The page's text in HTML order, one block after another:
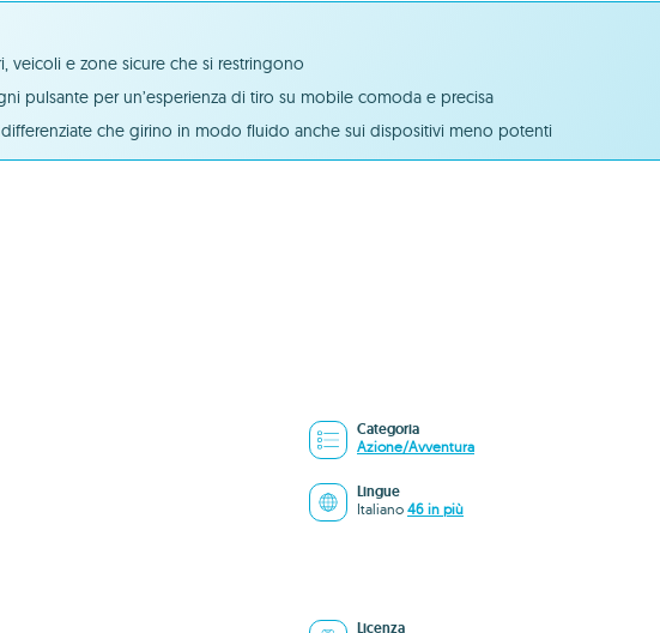
veicoli e zone sicure che si restringono
pulsante per un’esperienza di tiro su mobile comoda e precisa
che girino in modo fluido anche sui dispositivi meno potenti
Categoria
Azione/Avventura
Lingue
Italiano 46 in più
Licenza